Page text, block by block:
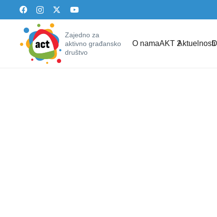
Zajedno za
aktivno građansko
društvo
O namaAKT 2Aktuelnosti